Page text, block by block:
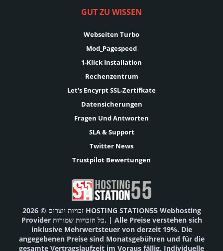
GUT ZU WISSEN
Webseiten Turbo
Mod_Pagespeed
1-Klick Installation
Rechenzentrum
Let's Encyrpt SSL-Zertifkate
Datensicherungen
Fragen Und Antworten
SLA & Support
Twitter News
Trustpilot Bewertungen
זכויות יוצרים © 2026 HOSTING STATION55 Webhosting
Provider כל הזכויות שמורות. | Alle Preise verstehen sich
inklusive Mehrwertsteuer von derzeit 19%. Die
angegebenen Preise sind Monatsgebühren und für die
gesamte Vertragslaufzeit im Voraus fällig. Individuelle